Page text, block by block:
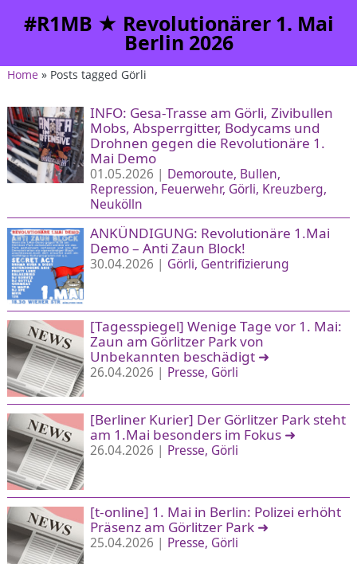
#R1MB ★ Revolutionärer 1. Mai
Berlin 2026
Home » Posts tagged Görli
INFO: Gesa-Trasse am Görli, Zivibullen
Mobs, Absperrgitter, Bodycams und
Drohnen gegen die Revolutionäre 1.
Mai Demo
01.05.2026 | Demoroute Bullen
Repression Feuerwehr Görli Kreuzberg
Neukölln
ANKÜNDIGUNG: Revolutionäre 1.Mai
Demo – Anti Zaun Block!
30.04.2026 | Görli Gentrifizierung
[Tagesspiegel] Wenige Tage vor 1. Mai:
Zaun am Görlitzer Park von
Unbekannten beschädigt ➜
26.04.2026 | Presse Görli
[Berliner Kurier] Der Görlitzer Park steht
am 1.Mai besonders im Fokus ➜
26.04.2026 | Presse Görli
[t-online] 1. Mai in Berlin: Polizei erhöht
Präsenz am Görlitzer Park ➜
25.04.2026 | Presse Görli